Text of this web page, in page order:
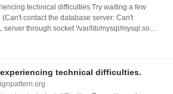
technical difficulties.Try waiting a few
contact the database server: Can't
server through socket '/var/lib/mysql/mysql.sock'
technical difficulties.